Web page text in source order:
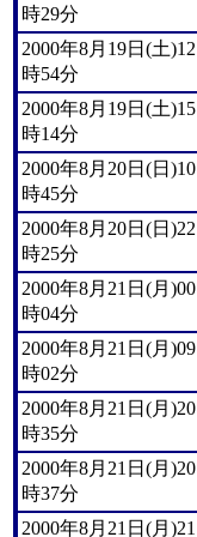
時29分
2000年8月19日(土)12
時54分
2000年8月19日(土)15
時14分
2000年8月20日(日)10
時45分
2000年8月20日(日)22
時25分
2000年8月21日(月)00
時04分
2000年8月21日(月)09
時02分
2000年8月21日(月)20
時35分
2000年8月21日(月)20
時37分
2000年8月21日(月)21